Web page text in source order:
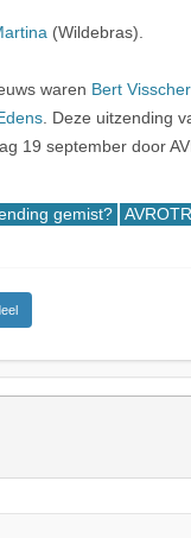
(Wildebras).
waren Bert Visscher
. Deze uitzending
19 september door
gemist?